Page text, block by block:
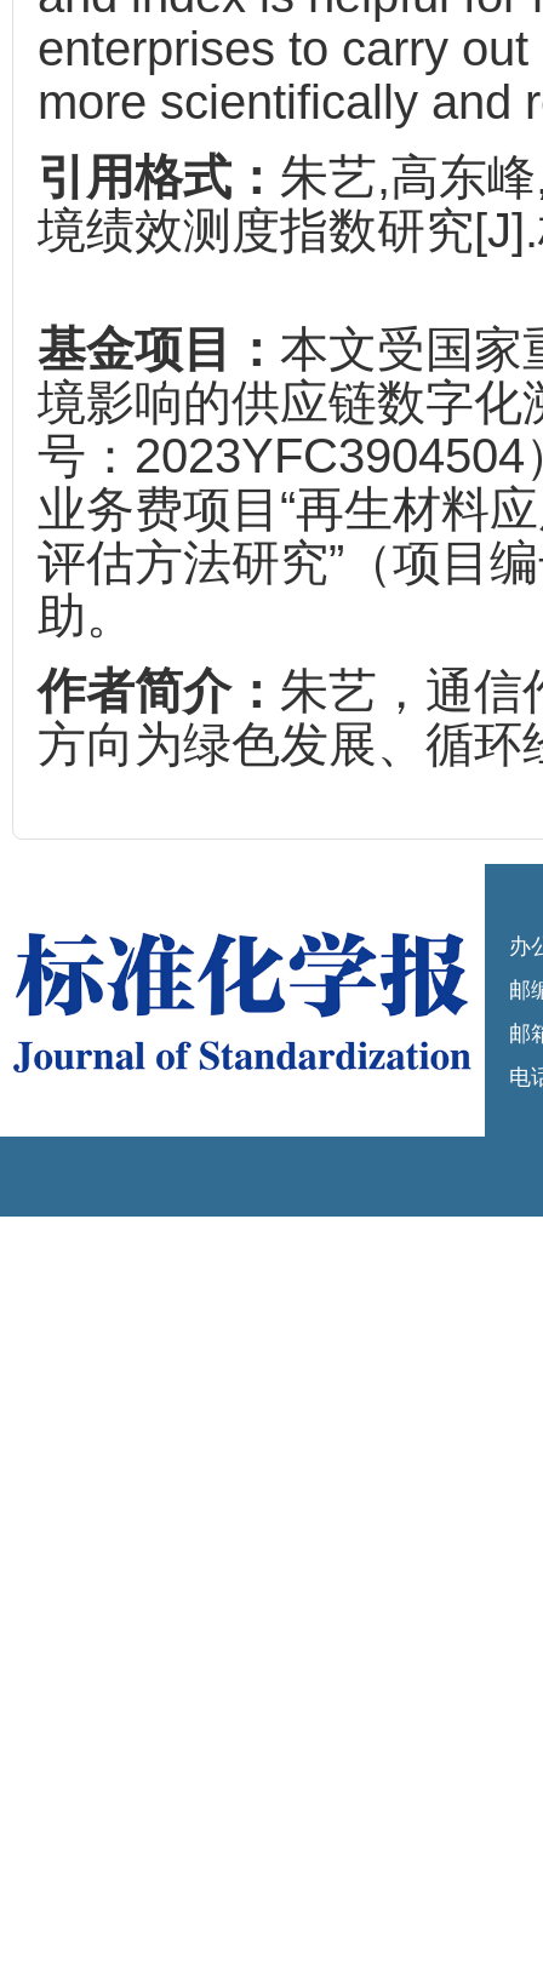
enterprises to carry
more scientifically and
引用格式： 朱艺,高东
境绩效测度指数研究
基金项目： 本文受国家
境影响的供应链数字化
号：
业务费项目“再生材料
评估方法研究”（项目
助。
作者简介： 朱艺，通信
方向为绿色发展、循
办
邮
邮
电